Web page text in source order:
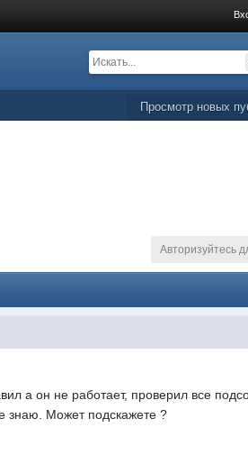
Просмотр новых
Авторизуйтесь
а он не работает, проверил все
знаю. Может подскажете ?